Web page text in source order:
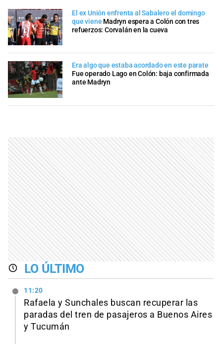
El ex Unión enfrenta al Sabalero el domingo
que viene Madryn espera a Colón con tres
refuerzos: Corvalán en la cueva
Era algo que estaba acordado en este parate
Fue operado Lago en Colón: baja confirmada
ante Madryn
LO ÚLTIMO
11:20
Rafaela y Sunchales buscan recuperar las
paradas del tren de pasajeros a Buenos Aires
y Tucumán